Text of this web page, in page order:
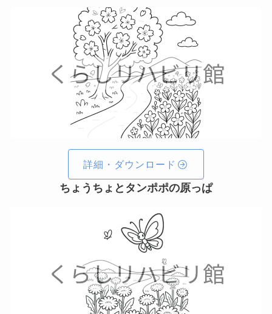
詳細・ダウンロード
ちょうちょとタンポポの原っぱ